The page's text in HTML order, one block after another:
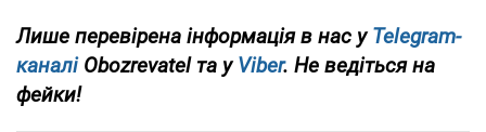
Лише перевірена інформація в нас уTelegram-
каналіObozrevatel та уViber. Не ведіться на
фейки!